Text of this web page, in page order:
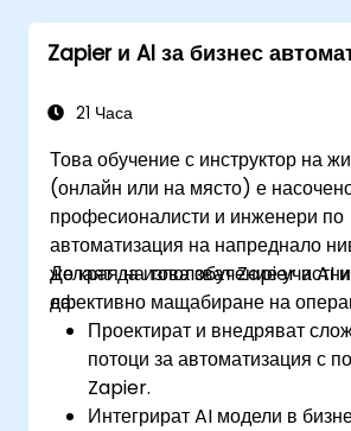
Zapier и AI за бизнес
21 Часа
Това обучение с инструктор на
(онлайн или на място) е
професионалисти и инженери по
автоматизация на напреднало
желаят да използват Zapier и AI
ефективно мащабиране на
До края на това обучение
да:
Проектират и внедряват
потоци за автоматизация с
Zapier.
Интегрират AI модели в